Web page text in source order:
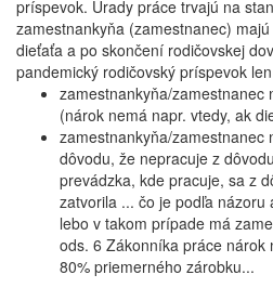
príspevok. Úrady práce trvajú na
zamestnankyňa (zamestnanec)
dieťaťa a po skončení rodičovskej
pandemický rodičovský príspevok
zamestnankyňa/zamestnanec
(nárok nemá napr. vtedy, ak
zamestnankyňa/
dôvodu, že nepracuje z
prevádzka, kde pracuje, sa z
zatvorila ... čo je podľa
lebo v takom prípade má
ods. 6 Zákonníka práce nárok
80% priemerného zárobku...